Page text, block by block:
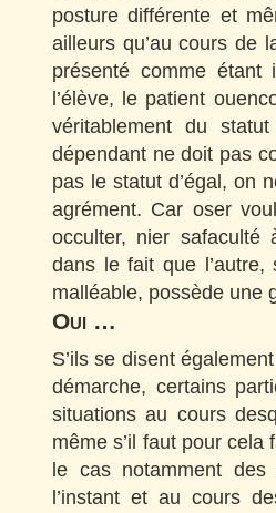
posture différente et
ailleurs qu’au cours de
présenté comme étant
l’élève, le patient
véritablement du
dépendant ne doit pas
pas le statut d’égal, on
agrément. Car oser
occulter, nier safaculté
dans le fait que
malléable, possède une
Oui …
S’ils se disent
démarche, certains
situations au cours
même s’il faut pour cela
le cas notamment des
l’instant et au cours